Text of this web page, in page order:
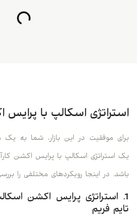
استراتژی اسکالپ با
برای موفقیت در این بازار، شما به
یک استراتژی اسکالپ با پرایس اکشن
باشد. در اینجا رویکردهای مختلفی را
تایم فریم